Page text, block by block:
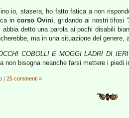
io, stasera, ho fatto fatica a non
incorso Ovini, gridando ai nostri tifosi
abbia detto una parola ai pochi disabili
ma in una situazione del
COBOLLI E MOGGI LADRI DI
non bisogna neanche farsi mettere i piedi
| 25 commenti »